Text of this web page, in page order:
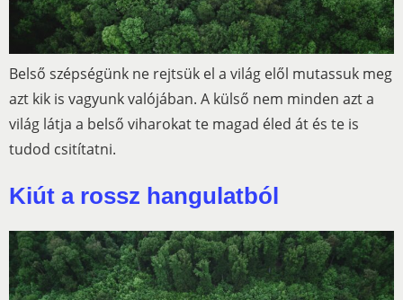
Belső szépségünk ne rejtsük el a világ elől mutassuk meg
azt kik is vagyunk valójában. A külső nem minden azt a
világ látja a belső viharokat te magad éled át és te is
tudod csitítatni.
Kiút a rossz hangulatból